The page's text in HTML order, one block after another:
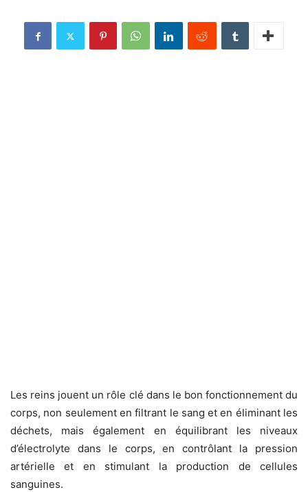
Les reins jouent un rôle clé dans le bon fonctionnement du
corps, non seulement en filtrant le sang et en éliminant les
déchets, mais également en équilibrant les niveaux
d’électrolyte dans le corps, en contrôlant la pression
artérielle et en stimulant la production de cellules
sanguines.